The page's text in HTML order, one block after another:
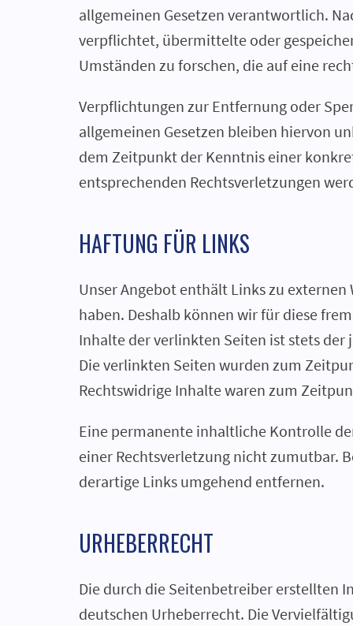
allgemeinen Gesetzen verantwortlich.
verpflichtet, übermittelte oder
Umständen zu forschen, die auf eine
Verpflichtungen zur Entfernung oder
allgemeinen Gesetzen bleiben hiervon
dem Zeitpunkt der Kenntnis einer
entsprechenden Rechtsverletzungen
HAFTUNG FÜR LINKS
Unser Angebot enthält Links zu
haben. Deshalb können wir für diese
Inhalte der verlinkten Seiten ist stets
Die verlinkten Seiten wurden zum
Rechtswidrige Inhalte waren zum
Eine permanente inhaltliche Kontrolle
einer Rechtsverletzung nicht zumutbar.
derartige Links umgehend entfernen.
URHEBERRECHT
Die durch die Seitenbetreiber erstellten
deutschen Urheberrecht. Die